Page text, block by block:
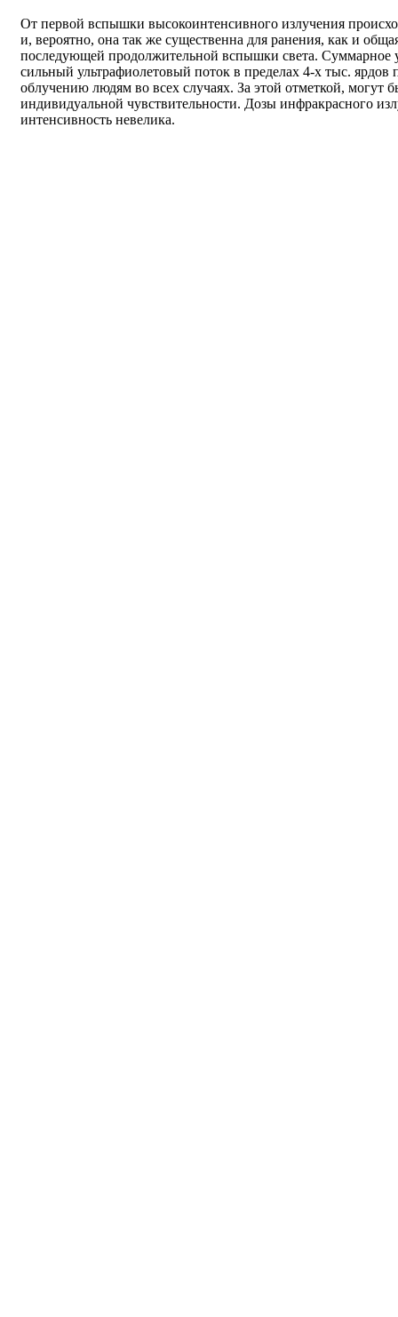
От первой вспышки высокоинтенсивного излучения
и, вероятно, она так же существенна для ранения, как и
последующей продолжительной вспышки света. Суммарное
сильный ультрафиолетовый поток в пределах 4-х тыс.
облучению людям во всех случаях. За этой отметкой, могут
индивидуальной чувствительности. Дозы инфракрасного
интенсивность невелика.